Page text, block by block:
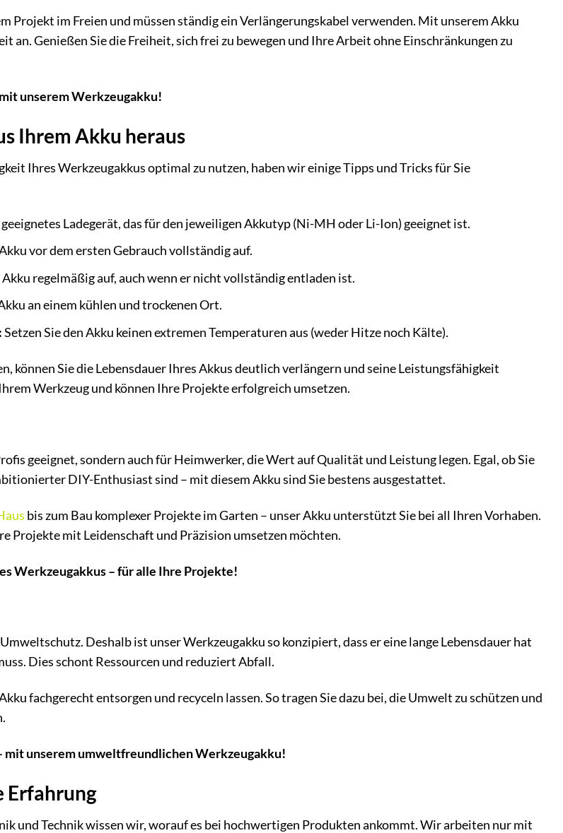
Projekt im Freien und müssen ständig ein Verlängerungskabel verwenden. Mit unserem Akku
an. Genießen Sie die Freiheit, sich frei zu bewegen und Ihre Arbeit ohne Einschränkungen zu
unserem Werkzeugakku!
Ihrem Akku heraus
Ihres Werkzeugakkus optimal zu nutzen, haben wir einige Tipps und Tricks für Sie
Ladegerät, das für den jeweiligen Akkutyp (Ni-MH oder Li-Ion) geeignet ist.
vor dem ersten Gebrauch vollständig auf.
Akku regelmäßig auf, auch wenn er nicht vollständig entladen ist.
an einem kühlen und trockenen Ort.
Setzen Sie den Akku keinen extremen Temperaturen aus (weder Hitze noch Kälte).
können Sie die Lebensdauer Ihres Akkus deutlich verlängern und seine Leistungsfähigkeit
Werkzeug und können Ihre Projekte erfolgreich umsetzen.
geeignet, sondern auch für Heimwerker, die Wert auf Qualität und Leistung legen. Egal, ob Sie
DIY-Enthusiast sind – mit diesem Akku sind Sie bestens ausgestattet.
bis zum Bau komplexer Projekte im Garten – unser Akku unterstützt Sie bei all Ihren Vorhaben.
Projekte mit Leidenschaft und Präzision umsetzen möchten.
Werkzeugakkus – für alle Ihre Projekte!
Deshalb ist unser Werkzeugakku so konzipiert, dass er eine lange Lebensdauer hat
Dies schont Ressourcen und reduziert Abfall.
fachgerecht entsorgen und recyceln lassen. So tragen Sie dazu bei, die Umwelt zu schützen und
mit unserem umweltfreundlichen Werkzeugakku!
Erfahrung
und Technik wissen wir, worauf es bei hochwertigen Produkten ankommt. Wir arbeiten nur mit